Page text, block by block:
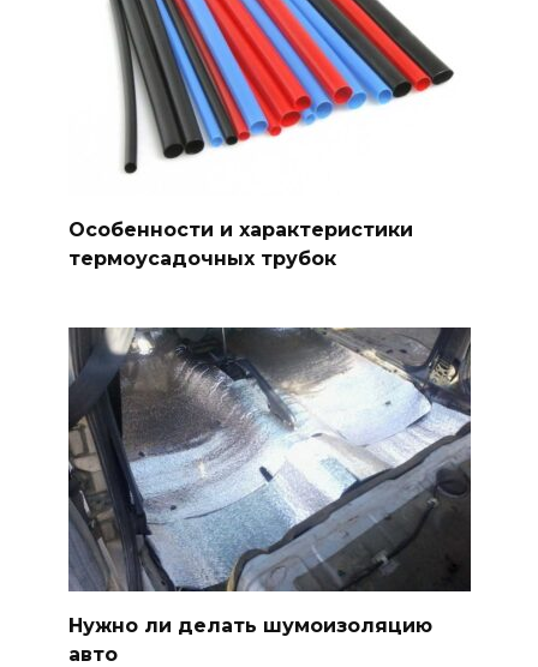
Особенности и характеристики
термоусадочных трубок
Нужно ли делать шумоизоляцию
авто